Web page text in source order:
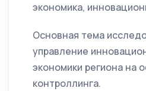
экономика,
Основная тема
управление
экономики региона на
контроллинга.